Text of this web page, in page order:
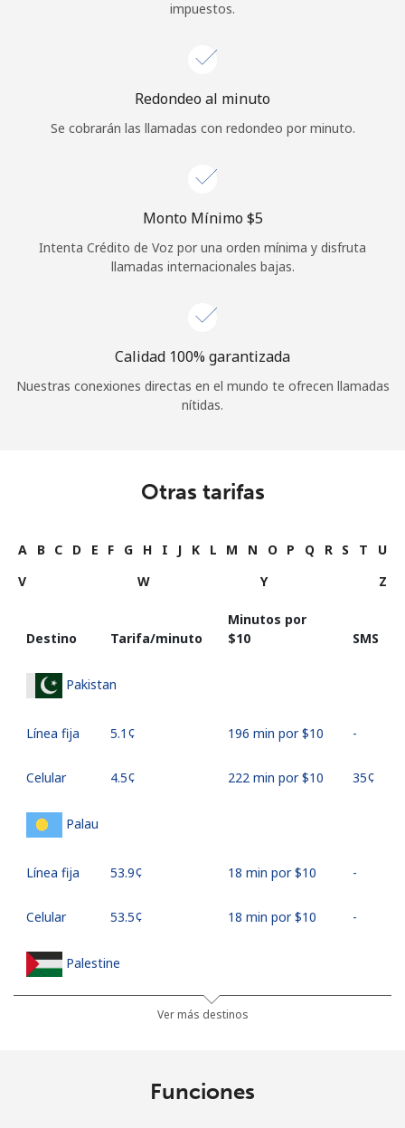
impuestos.
Redondeo al minuto
Se cobrarán las llamadas con redondeo por minuto.
Monto Mínimo ⁦$5⁩
Intenta Crédito de Voz por una orden mínima y disfruta
llamadas internacionales bajas.
Calidad 100% garantizada
Nuestras conexiones directas en el mundo te ofrecen llamadas
nítidas.
Otras tarifas
A B C D E F G H I J K L M N O P Q R S T
U
V
W Y Z
Destino Tarifa/minuto
Minutos por
⁦$10⁩
SMS
Pakistan
Línea fija ⁦5.1¢⁩ 196 min por ⁦$10⁩ -
Celular ⁦4.5¢⁩ 222 min por ⁦$10⁩ ⁦35¢⁩
Palau
Línea fija ⁦53.9¢⁩ 18 min por ⁦$10⁩ -
Celular ⁦53.5¢⁩ 18 min por ⁦$10⁩ -
Palestine
50 min por ⁦$10⁩
Ver más destinos
Funciones